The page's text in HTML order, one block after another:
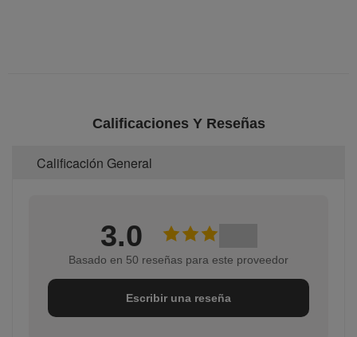
Calificaciones Y Reseñas
Calificación General
3.0
Basado en 50 reseñas para este proveedor
Escribir una reseña